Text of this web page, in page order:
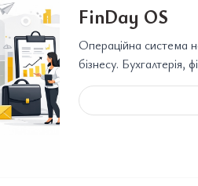
FinDay OS
Операційна система
бізнесу. Бухгалтерія,